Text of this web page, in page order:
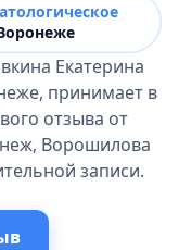
Екатерина
принимает в
отзыва от
Ворошилова
записи.